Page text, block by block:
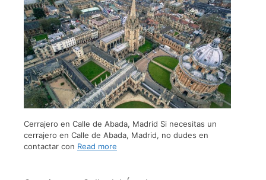
Cerrajero en Calle de Abada, Madrid Si necesitas un
cerrajero en Calle de Abada, Madrid, no dudes en
contactar con Read more